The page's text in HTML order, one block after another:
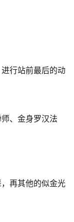
行站前最后的动
、金身罗汉法
再其他的似金光